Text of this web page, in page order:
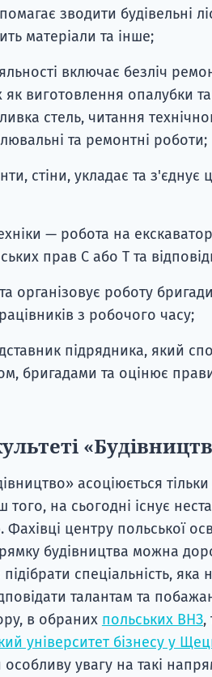
зводити будівельні
матеріали та інше;
включає безліч
як виготовлення опалубки та
стель, читання
та ремонтні роботи;
стіни, укладає та з'єднує
— робота на
прав C або T та
організовує роботу
з робочого часу;
підрядника, який
бригадами та оцінює
асоціюється
на сьогодні існує
центру польської
будівництва можна
спеціальність, яка
талантам та
в обраних польських ВНЗ,
університет бізнесу у
увагу на такі